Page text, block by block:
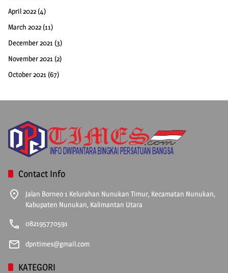
April 2022 (4)
March 2022 (11)
December 2021 (3)
November 2021 (2)
October 2021 (67)
Contact Info
Jalan Borneo 1 Kelurahan Nunukan Timur, Kecamatan Nunukan,
Kabupaten Nunukan, Kalimantan Utara
082195770591
dpntimes@gmail.com
KATEGORI